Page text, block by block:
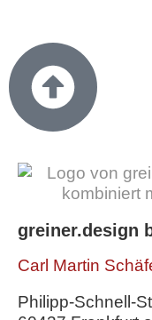
greiner.design
Carl Martin
Philipp-Schnell-